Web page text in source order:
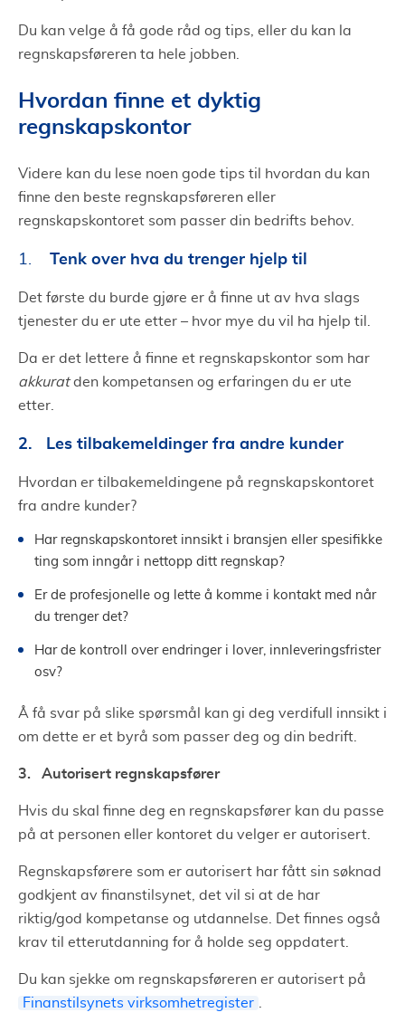
Du kan velge å få gode råd og tips, eller du kan la
regnskapsføreren ta hele jobben.
Hvordan finne et dyktig
regnskapskontor
Videre kan du lese noen gode tips til hvordan du kan
finne den beste regnskapsføreren eller
regnskapskontoret som passer din bedrifts behov.
1. Tenk over hva du trenger hjelp til
Det første du burde gjøre er å finne ut av hva slags
tjenester du er ute etter – hvor mye du vil ha hjelp til.
Da er det lettere å finne et regnskapskontor som har
akkuratden kompetansen og erfaringen du er ute
etter.
2. Les tilbakemeldinger fra andre kunder
Hvordan er tilbakemeldingene på regnskapskontoret
fra andre kunder?
Har regnskapskontoret innsikt i bransjen eller spesifikke
ting som inngår i nettopp ditt regnskap?
Er de profesjonelle og lette å komme i kontakt med når
du trenger det?
Har de kontroll over endringer i lover, innleveringsfrister
osv?
Å få svar på slike spørsmål kan gi deg verdifull innsikt i
om dette er et byrå som passer deg og din bedrift.
3. Autorisert regnskapsfører
Hvis du skal finne deg en regnskapsfører kan du passe
på at personen eller kontoret du velger er autorisert.
Regnskapsførere som er autorisert har fått sin søknad
godkjent av finanstilsynet, det vil si at de har
riktig/god kompetanse og utdannelse. Det finnes også
krav til etterutdanning for å holde seg oppdatert.
Du kan sjekke om regnskapsføreren er autorisert på
Finanstilsynets virksomhetregister